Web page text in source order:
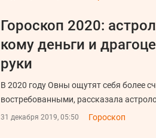
Гороскоп 2020:
кому деньги и
руки
В 2020 году Овны ощутят себя более
востребованными, рассказала
31 декабря 2019, 05:50 Гороскоп